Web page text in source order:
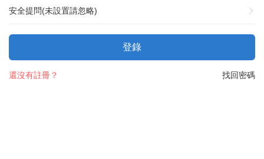
安全提問(未設置請忽略)
登錄
找回密碼
還沒有註冊？